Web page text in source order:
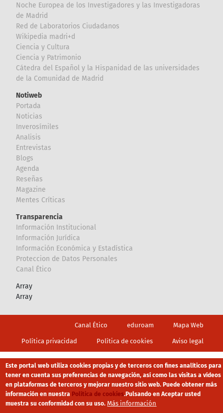
Noche Europea de los Investigadores y las Investigadoras
de Madrid
Red de Laboratorios Ciudadanos
Wikipedia madri+d
Ciencia y Cultura
Ciencia y Patrimonio
Cátedra del Español y la Hispanidad de las universidades
de la Comunidad de Madrid
Notiweb
Portada
Noticias
Inverosímiles
Analisis
Entrevistas
Blogs
Agenda
Reseñas
Magazine
Mentes Críticas
Transparencia
Información Institucional
Información Jurídica
Información Económica y Estadística
Proteccion de Datos Personales
Canal Ético
Array
Array
Canal Ético eduroam Mapa Web
Política privacidad Política de cookies Aviso legal
Este portal web utiliza cookies propias y de terceros con fines analíticos para
tener en cuenta sus preferencias de navegación, así como las visitas a vídeos
en plataformas de terceros y mejorar nuestro sitio web. Puede obtener más
información en nuestra Política de cookies.Pulsando en Aceptar usted
muestra su conformidad con su uso. Más información